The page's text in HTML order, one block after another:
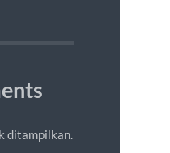
ditampilkan.